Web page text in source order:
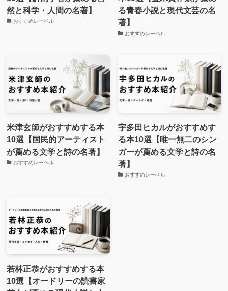
然と科学・人間の名著】
おすすめレーベル
る青春小説と現代文芸の名
著】
おすすめレーベル
米津玄師がおすすめする本
10選【国民的アーティスト
が薦める文学と詩の名著】
おすすめレーベル
宇多田ヒカルがおすすめす
る本10選【唯一無二のシン
ガーが薦める文学と詩の名
著】
おすすめレーベル
若林正恭がおすすめする本
10選【オードリーの読書家